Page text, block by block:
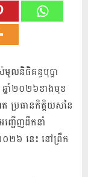
លនិធិគន្ធបុប្ផា
នាំ២០២៦ខាងមុខ
ប្រធានកិត្តិយសនៃ
ញ្ជើញដឹកនាំ
០២៦ នេះ នៅព្រឹក